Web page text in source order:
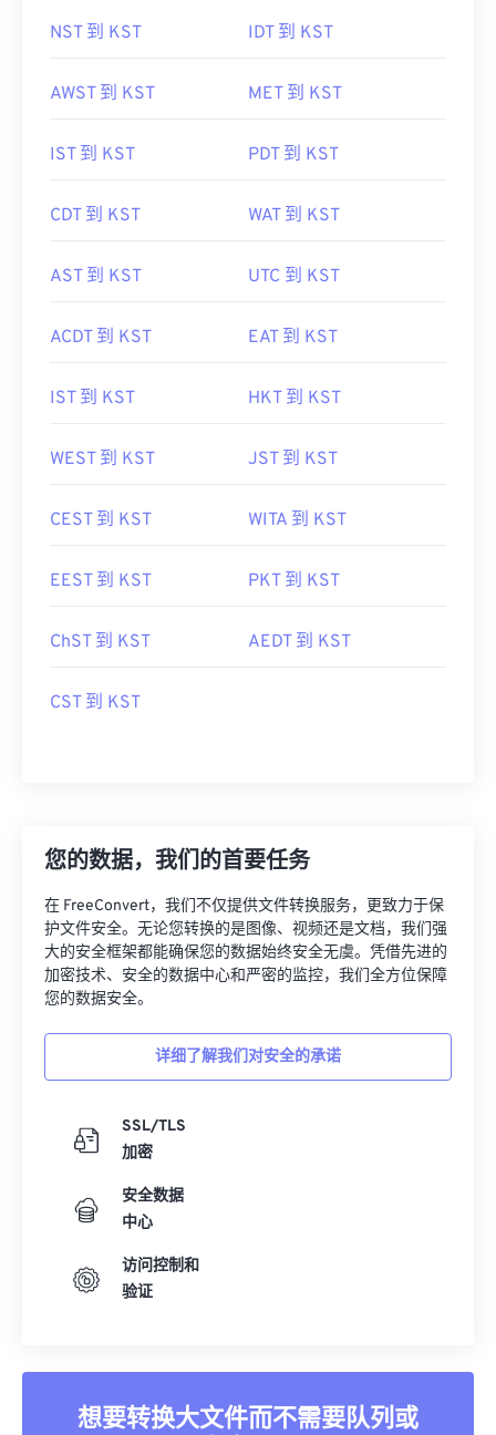
NST 到 KST IDT 到 KST
AWST 到 KST MET 到 KST
IST 到 KST PDT 到 KST
CDT 到 KST WAT 到 KST
AST 到 KST UTC 到 KST
ACDT 到 KST EAT 到 KST
IST 到 KST HKT 到 KST
WEST 到 KST JST 到 KST
CEST 到 KST WITA 到 KST
EEST 到 KST PKT 到 KST
ChST 到 KST AEDT 到 KST
CST 到 KST
您的数据，我们的首要任务
在 FreeConvert，我们不仅提供文件转换服务，更致力于保
护文件安全。无论您转换的是图像、视频还是文档，我们强
大的安全框架都能确保您的数据始终安全无虞。凭借先进的
加密技术、安全的数据中心和严密的监控，我们全方位保障
您的数据安全。
详细了解我们对安全的承诺
SSL/TLS
加密
安全数据
中心
访问控制和
验证
想要转换大文件而不需要队列或